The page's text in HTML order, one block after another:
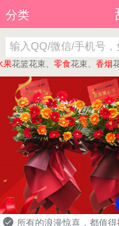
分类
篮花束、零食花束、香烟花束
所有的浪漫惊喜，都值得